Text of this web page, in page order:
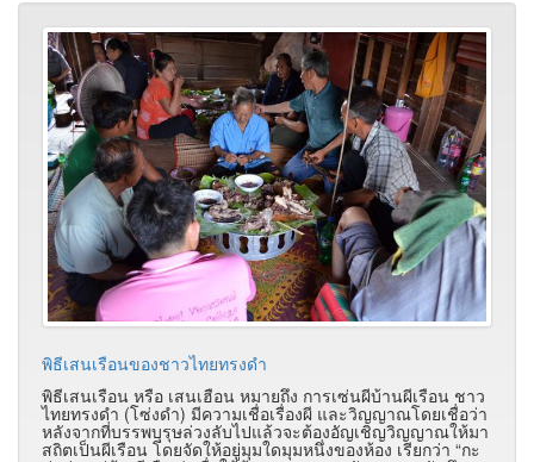
พิธีเสนเรือนของชาวไทยทรงดำ
พิธีเสนเรือน หรือ เสนเฮือน หมายถึง การเซ่นผีบ้านผีเรือน ชาว
ไทยทรงดำ (โซ่งดำ) มีความเชื่อเรื่องผี และวิญญาณโดยเชื่อว่า
หลังจากที่บรรพบุรุษล่วงลับไปแล้วจะต้องอัญเชิญวิญญาณให้มา
สถิตเป็นผีเรือน โดยจัดให้อยู่มุมใดมุมหนึ่งของห้อง เรียกว่า “กะ